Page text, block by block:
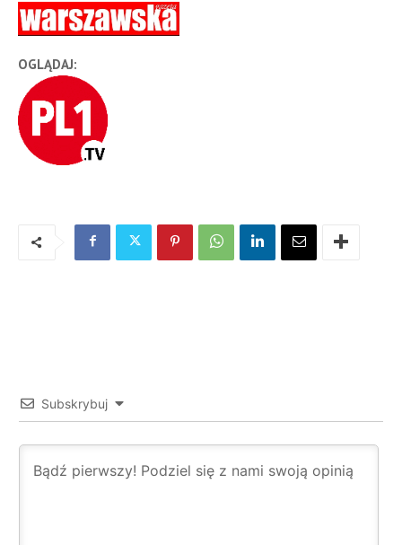
OGLĄDAJ:
Subskrybuj